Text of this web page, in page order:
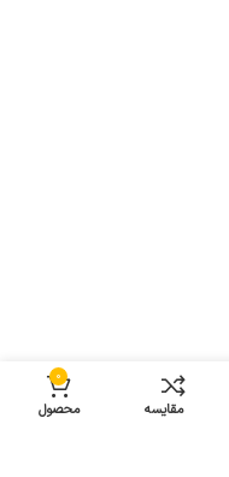
مقایسه
0
محصول